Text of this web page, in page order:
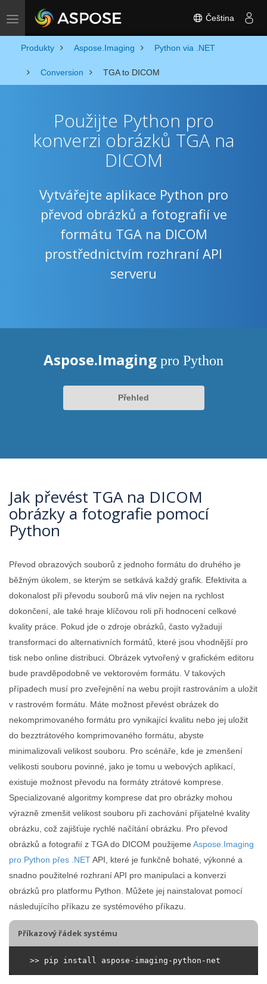
Toggle navigation Čeština
Produkty Aspose.Imaging Python via .NET
Conversion TGA to DICOM
Použijte Python pro
konverzi obrázků TGA na
DICOM
Vytvářejte aplikace Python pro
převod obrázků a fotografií ve
formátu TGA na DICOM
prostřednictvím rozhraní API
serveru
Aspose.Imaging pro Python
Přehled
Jak převést TGA na DICOM
obrázky a fotografie pomocí
Python
Převod obrazových souborů z jednoho formátu do druhého je
běžným úkolem, se kterým se setkává každý grafik. Efektivita a
dokonalost při převodu souborů má vliv nejen na rychlost
dokončení, ale také hraje klíčovou roli při hodnocení celkové
kvality práce. Pokud jde o zdroje obrázků, často vyžadují
transformaci do alternativních formátů, které jsou vhodnější pro
tisk nebo online distribuci. Obrázek vytvořený v grafickém editoru
bude pravděpodobně ve vektorovém formátu. V takových
případech musí pro zveřejnění na webu projít rastrováním a uložit
v rastrovém formátu. Máte možnost převést obrázek do
nekomprimovaného formátu pro vynikající kvalitu nebo jej uložit
do bezztrátového komprimovaného formátu, abyste
minimalizovali velikost souboru. Pro scénáře, kde je zmenšení
velikosti souboru povinné, jako je tomu u webových aplikací,
existuje možnost převodu na formáty ztrátové komprese.
Specializované algoritmy komprese dat pro obrázky mohou
výrazně zmenšit velikost souboru při zachování přijatelné kvality
obrázku, což zajišťuje rychlé načítání obrázku. Pro převod
obrázků a fotografií z TGA do DICOM použijeme Aspose.Imaging
pro Python přes .NETAPI, které je funkčně bohaté, výkonné a
snadno použitelné rozhraní API pro manipulaci a konverzi
obrázků pro platformu Python. Můžete jej nainstalovat pomocí
následujícího příkazu ze systémového příkazu.
Příkazový řádek systému